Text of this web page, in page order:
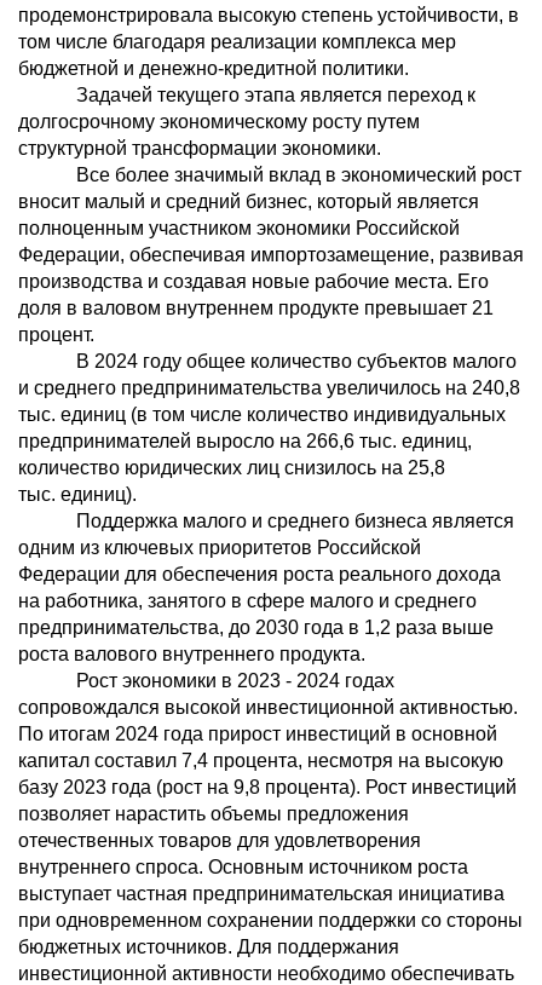
продемонстрировала высокую степень устойчивости, в
том числе благодаря реализации комплекса мер
бюджетной и денежно-кредитной политики.
Задачей текущего этапа является переход к
долгосрочному экономическому росту путем
структурной трансформации экономики.
Все более значимый вклад в экономический рост
вносит малый и средний бизнес, который является
полноценным участником экономики Российской
Федерации, обеспечивая импортозамещение, развивая
производства и создавая новые рабочие места. Его
доля в валовом внутреннем продукте превышает 21
процент.
В 2024 году общее количество субъектов малого
и среднего предпринимательства увеличилось на 240,8
тыс. единиц (в том числе количество индивидуальных
предпринимателей выросло на 266,6 тыс. единиц,
количество юридических лиц снизилось на 25,8
тыс. единиц).
Поддержка малого и среднего бизнеса является
одним из ключевых приоритетов Российской
Федерации для обеспечения роста реального дохода
на работника, занятого в сфере малого и среднего
предпринимательства, до 2030 года в 1,2 раза выше
роста валового внутреннего продукта.
Рост экономики в 2023 - 2024 годах
сопровождался высокой инвестиционной активностью.
По итогам 2024 года прирост инвестиций в основной
капитал составил 7,4 процента, несмотря на высокую
базу 2023 года (рост на 9,8 процента). Рост инвестиций
позволяет нарастить объемы предложения
отечественных товаров для удовлетворения
внутреннего спроса. Основным источником роста
выступает частная предпринимательская инициатива
при одновременном сохранении поддержки со стороны
бюджетных источников. Для поддержания
инвестиционной активности необходимо обеспечивать